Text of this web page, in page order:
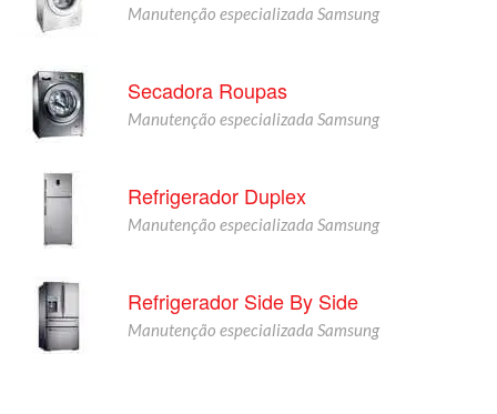
Manutenção especializada Samsung
Secadora Roupas
Manutenção especializada Samsung
Refrigerador Duplex
Manutenção especializada Samsung
Refrigerador Side By Side
Manutenção especializada Samsung